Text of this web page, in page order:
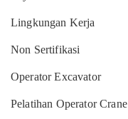
Lingkungan Kerja
Non Sertifikasi
Operator Excavator
Pelatihan Operator Crane